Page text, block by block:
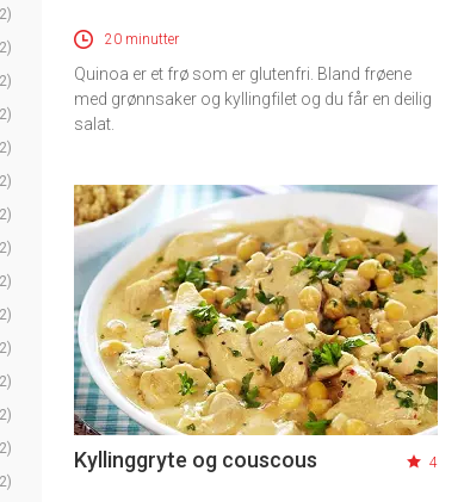
20 minutter
Quinoa er et frø som er glutenfri. Bland frøene
med grønnsaker og kyllingfilet og du får en deilig
salat.
Kyllinggryte og couscous 4